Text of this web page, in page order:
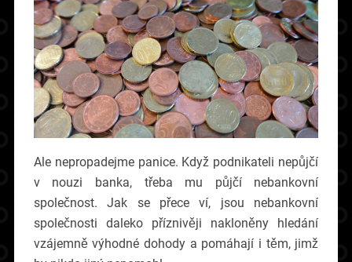
Ale nepropadejme panice. Když podnikateli nepůjčí
v nouzi banka, třeba mu půjčí nebankovní
společnost. Jak se přece ví, jsou nebankovní
společnosti daleko příznivěji nakloněny hledání
vzájemně výhodné dohody a pomáhají i těm, jimž